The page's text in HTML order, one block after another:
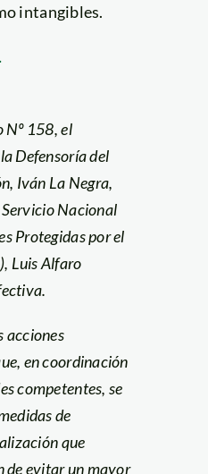
intangibles.
Nº 158, el
Defensoría del
Iván La Negra,
Nacional
Protegidas por el
Luis Alfaro
acciones
en coordinación
competentes, se
de
que
de evitar un mayor